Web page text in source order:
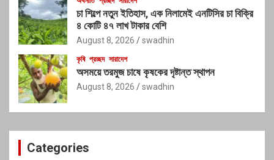
চা শিল্পে নতুন ইতিহাস, এক নিলামেই এনটিসির চা বিক্রি
৪ কোটি ৪৭ লাখ টাকার বেশি
August 8, 2026 swadhin
কৃষি প্রচ্ছদ সারাদেশ
অসময়ে তরমুজ চাষে কৃষকের দৃষ্টান্ত স্থাপন
August 8, 2026 swadhin
Categories